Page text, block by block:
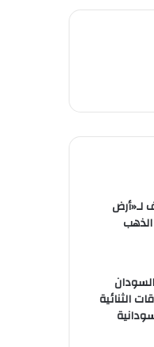
لـ«أرض
الذهب
الثنائية